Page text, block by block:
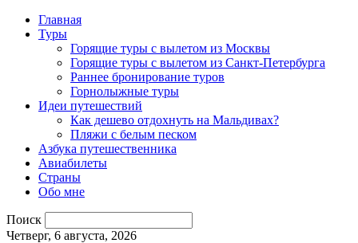
Главная
Туры
Горящие туры с вылетом из Москвы
Горящие туры с вылетом из Санкт-Петербурга
Раннее бронирование туров
Горнолыжные туры
Идеи путешествий
Как дешево отдохнуть на Мальдивах?
Пляжи с белым песком
Азбука путешественника
Авиабилеты
Страны
Обо мне
Поиск
Четверг, 6 августа, 2026